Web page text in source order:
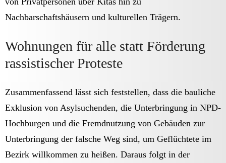
Nachbarschaftshäusern und kulturellen Trägern.
Wohnungen für alle statt Förderung
rassistischer Proteste
Zusammenfassend lässt sich feststellen, dass die bauliche
Exklusion von Asylsuchenden, die Unterbringung in NPD-
Hochburgen und die Fremdnutzung von Gebäuden zur
Unterbringung der falsche Weg sind, um Geflüchtete im
Bezirk willkommen zu heißen. Daraus folgt in der